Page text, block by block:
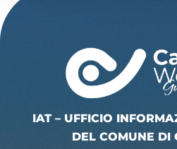
IAT – UFFICIO
DEL COMUNE DI